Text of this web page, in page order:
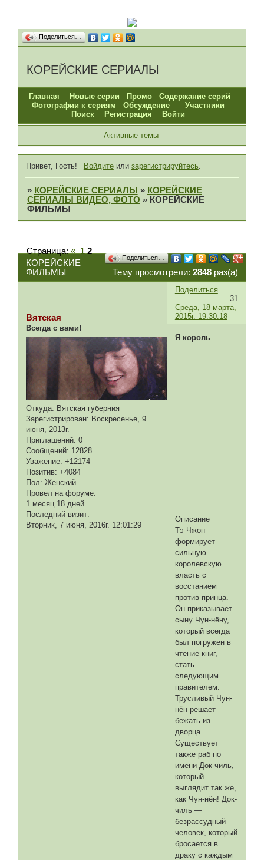
Поделиться…
КОРЕЙСКИЕ СЕРИАЛЫ
Главная Новые серии Промо
Содержание серий
Фотографии к сериям
Обсуждение
Участники
Поиск
Регистрация Войти
Активные темы
Привет, Гость! Войдитеили зарегистрируйтесь.
» КОРЕЙСКИЕ СЕРИАЛЫ » КОРЕЙСКИЕ
СЕРИАЛЫ ВИДЕО, ФОТО » КОРЕЙСКИЕ
ФИЛЬМЫ
Поделиться…
КОРЕЙСКИЕ
ФИЛЬМЫ
Тему просмотрели: 2848раз(а)
Страница:« 1 2
Поделиться
31
Среда, 18 марта,
2015г. 19:30:18
Вятская
Всегда с вами!
Откуда: Вятская губерния
Зарегистрирован: Воскресенье, 9
июня, 2013г.
Приглашений: 0
Сообщений: 12828
Уважение: +12174
Позитив: +4084
Пол: Женский
Провел на форуме:
1 месяц 18 дней
Последний визит:
Вторник, 7 июня, 2016г. 12:01:29
Я король
Описание
Tэ Чжон
формирует
сильную
королевскую
власть с
восстанием
против принца.
Он приказывает
сыну Чун-нёну,
который всегда
был погружен в
чтение книг,
стать
следующим
правителем.
Трусливый Чун-
нён решает
бежать из
дворца…
Существует
также раб по
имени Док-чиль,
который
выглядит так же,
как Чун-нён! Док-
чиль —
безрассудный
человек, который
бросается в
драку с каждым